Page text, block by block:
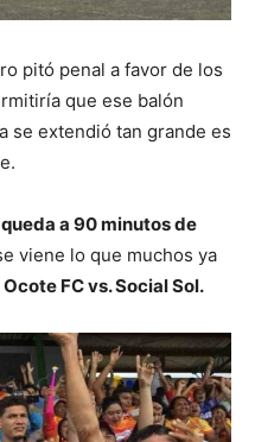
pitó penal a favor de los
que ese balón
se extendió tan grande es
a 90 minutos de
viene lo que muchos ya
FC vs. Social Sol.